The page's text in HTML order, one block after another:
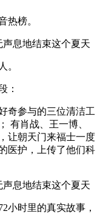
热榜。
。
：
奇参与的三位清洁工
有肖战、王一博、
让朝天门来福士一度
医护，上传了他们科
小时里的真实故事，